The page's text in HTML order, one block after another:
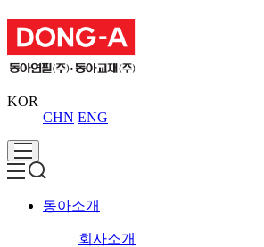
KOR
CHN ENG
동아소개
회사소개